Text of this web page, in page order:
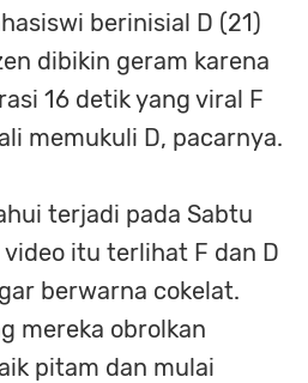
berinisial D (21)
dibikin geram karena
16 detik yang viral F
memukuli D, pacarnya.
terjadi pada Sabtu
itu terlihat F dan D
berwarna cokelat.
mereka obrolkan
pitam dan mulai